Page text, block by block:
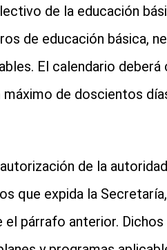
de la educación
de educación básica,
El calendario
de doscientos
de la
que expida la
párrafo anterior. Dichos